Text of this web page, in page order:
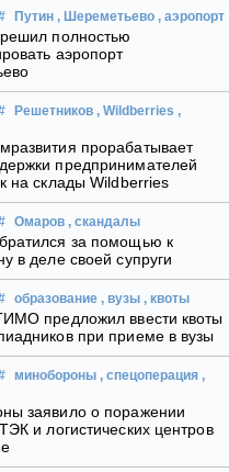
Путин , Шереметьево , аэропорт
полностью
аэропорт
Решетников , Wildberries ,
прорабатывает
предпринимателей
на склады Wildberries
Омаров , скандалы
за помощью к
в деле своей супруги
образование , вузы , квоты
предложил ввести квоты
при приеме в вузы
минобороны , спецоперация ,
заявило о поражении
и логистических центров